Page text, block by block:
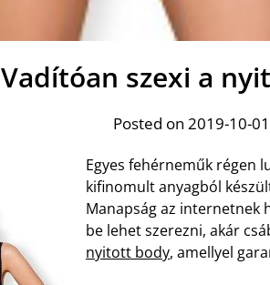
Vadítóan szexi a
Posted on 2019-10-01
Egyes fehérneműk régen
kifinomult anyagból
Manapság az internetnek
be lehet szerezni, akár
nyitott body, amellyel